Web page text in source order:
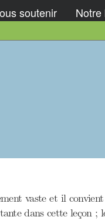
soutenir Notre
vaste et il
dans cette leçon ;